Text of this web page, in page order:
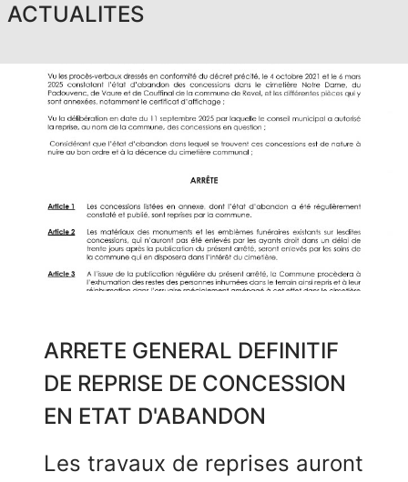
différents
proposés, ainsi que
consulter leurs
tarifs.
ACTUALITES
ARRETE GENERAL DEFINITIF
DE REPRISE DE CONCESSION
EN ETAT D'ABANDON
Les travaux de reprises auront